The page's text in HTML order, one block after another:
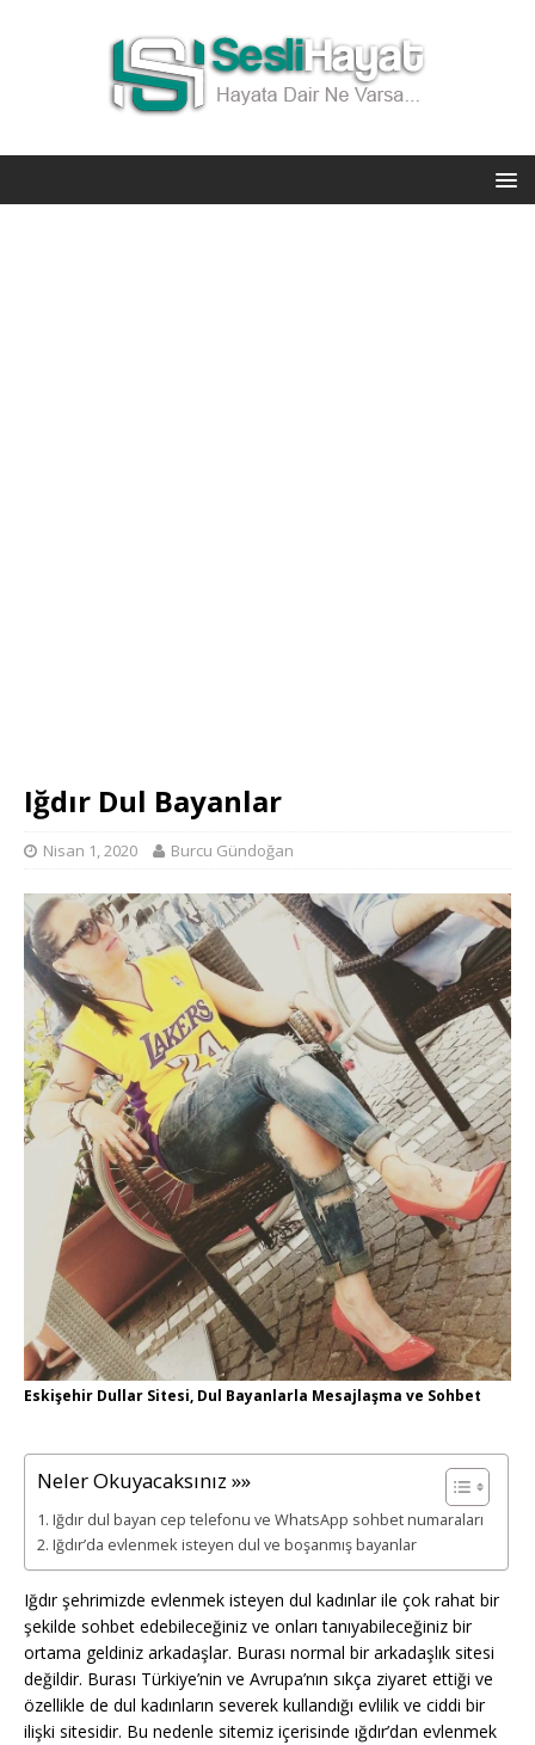
Iğdır Dul Bayanlar
Nisan 1, 2020 Burcu Gündoğan
Eskişehir Dullar Sitesi, Dul Bayanlarla Mesajlaşma ve Sohbet
Neler Okuyacaksınız »»
Iğdır dul bayan cep telefonu ve WhatsApp sohbet numaraları
Iğdır’da evlenmek isteyen dul ve boşanmış bayanlar
Iğdır şehrimizde evlenmek isteyen dul kadınlar ile çok rahat bir
şekilde sohbet edebileceğiniz ve onları tanıyabileceğiniz bir
ortama geldiniz arkadaşlar. Burası normal bir arkadaşlık sitesi
değildir. Burası Türkiye’nin ve Avrupa’nın sıkça ziyaret ettiği ve
özellikle de dul kadınların severek kullandığı evlilik ve ciddi bir
ilişki sitesidir. Bu nedenle sitemiz içerisinde ığdır’dan evlenmek